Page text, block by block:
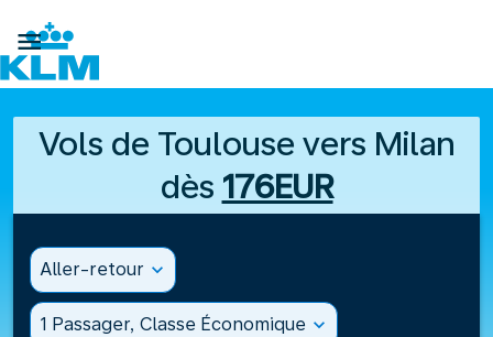

Vols de Toulouse vers Milan
dès 176EUR
Aller-retour expand_more
1 Passager, Classe Économique expand_more